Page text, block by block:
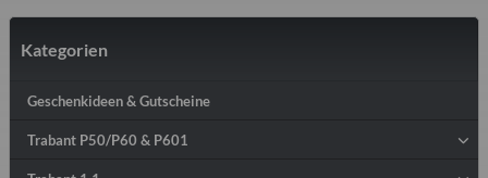
Kategorien
Geschenkideen & Gutscheine
Trabant P50/P60 & P601